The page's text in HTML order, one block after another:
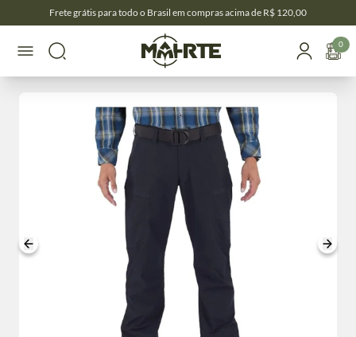
Frete grátis para todo o Brasil em compras acima de R$ 120,00
0